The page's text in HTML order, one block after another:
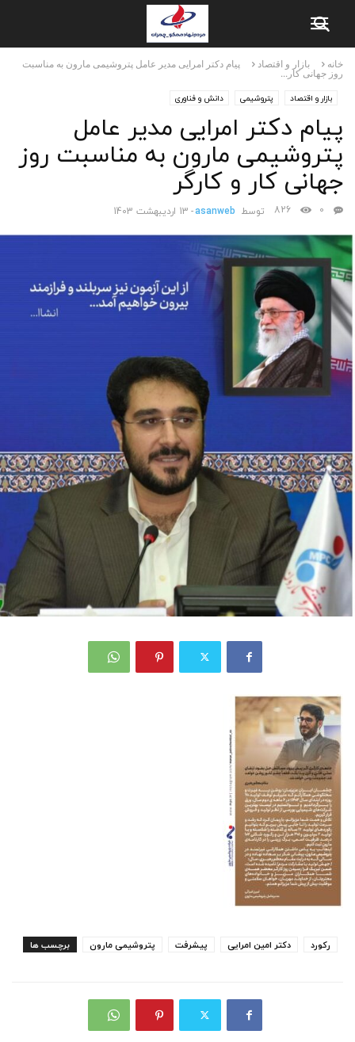
خانه بازار و اقتصاد
پیام دکتر امرایی مدیر عامل پتروشیمی مارون به مناسبت
روز جهانی کار...
بازار و اقتصاد پتروشیمی دانش و فناوری
پیام دکتر امرایی مدیر عامل
پتروشیمی مارون به مناسبت روز
جهانی کار و کارگر
توسط asanweb
- 13 اردیبهشت 1403 0
826
برچسب ها پتروشیمی مارون پیشرفت دکتر امین امرایی رکورد